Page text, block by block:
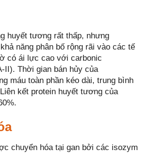
huyết tương rất thấp, nhưng
năng phân bố rộng rãi vào các tế
có ái lực cao với carbonic
II). Thời gian bán hủy của
máu toàn phần kéo dài, trung bình
kết protein huyết tương của
chuyển hóa tại gan bởi các isozym